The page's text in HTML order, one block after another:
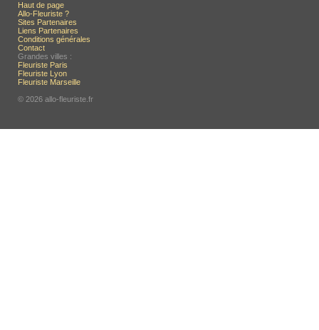
Haut de page
Allo-Fleuriste ?
Sites Partenaires
Liens Partenaires
Conditions générales
Contact
Grandes villes :
Fleuriste Paris
Fleuriste Lyon
Fleuriste Marseille
© 2026 allo-fleuriste.fr